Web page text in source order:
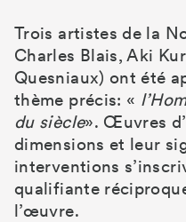
Trois artistes de la
Charles Blais, Aki
Quesniaux) ont été
thème précis: «
du siècle». Œuvres
dimensions et leur
interventions
qualifiante
l’œuvre.